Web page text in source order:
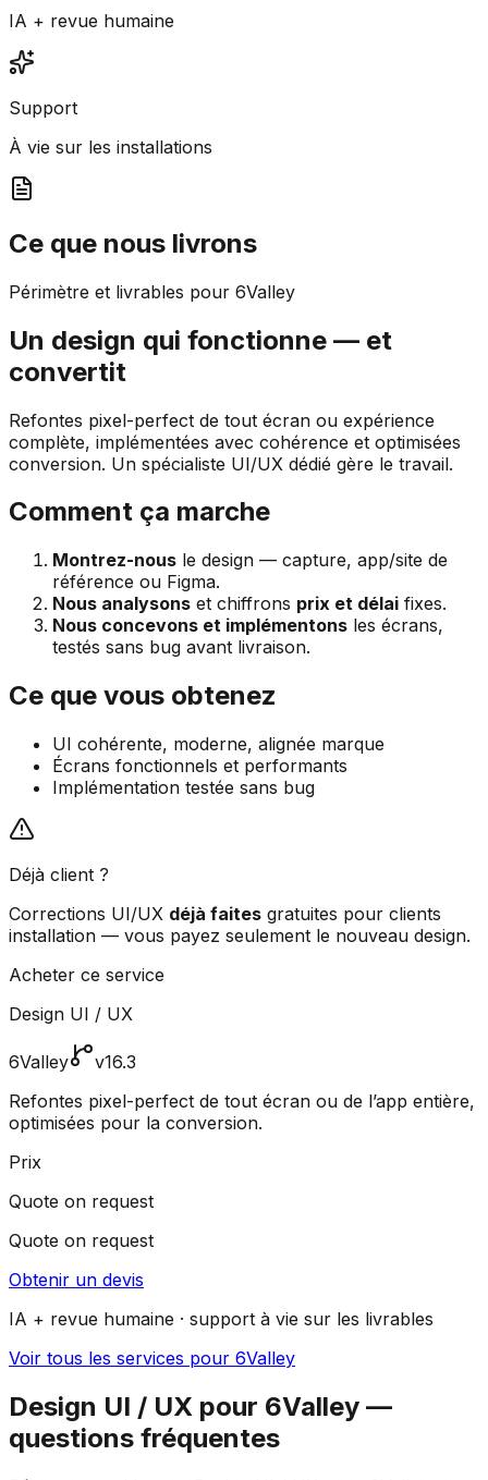
IA + revue humaine
Support
À vie sur les installations
Ce que nous livrons
Périmètre et livrables pour 6Valley
Un design qui fonctionne — et
convertit
Refontes pixel-perfect de tout écran ou expérience
complète, implémentées avec cohérence et optimisées
conversion. Un spécialiste UI/UX dédié gère le travail.
Comment ça marche
Montrez-nous le design — capture, app/site de
référence ou Figma.
Nous analysons et chiffrons prix et délai fixes.
Nous concevons et implémentons les écrans,
testés sans bug avant livraison.
Ce que vous obtenez
UI cohérente, moderne, alignée marque
Écrans fonctionnels et performants
Implémentation testée sans bug
Déjà client ?
Corrections UI/UX déjà faites gratuites pour clients
installation — vous payez seulement le nouveau design.
Acheter ce service
Design UI / UX
6Valley
v16.3
Refontes pixel-perfect de tout écran ou de l’app entière,
optimisées pour la conversion.
Prix
Quote on request
Quote on request
Obtenir un devis
IA + revue humaine · support à vie sur les livrables
Voir tous les services pour 6Valley
Design UI / UX pour 6Valley —
questions fréquentes